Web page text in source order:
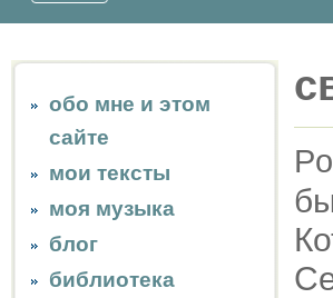
обо мне и этом
сайте
мои тексты
моя музыка
блог
библиотека